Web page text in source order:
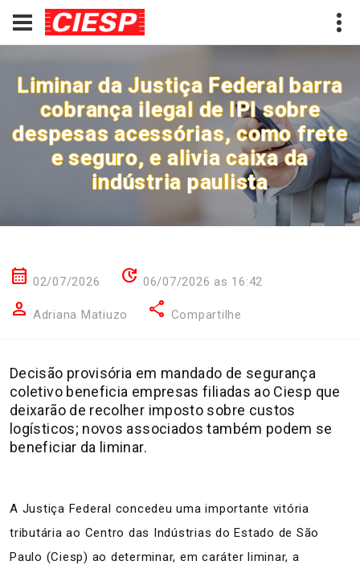
Liminar da Justiça Federal barra
cobrança ilegal de IPI sobre
despesas acessórias, como frete
e seguro, e alivia caixa da
indústria paulista
calendar_month 02/07/2026 update 06/07/2026 as 16:42
person Adriana Matiuzo share Compartilhe
Decisão provisória em mandado de segurança
coletivo beneficia empresas filiadas ao Ciesp que
deixarão de recolher imposto sobre custos
logísticos; novos associados também podem se
beneficiar da liminar.
A Justiça Federal concedeu uma importante vitória
tributária ao Centro das Indústrias do Estado de São
Paulo (Ciesp) ao determinar, em caráter liminar, a